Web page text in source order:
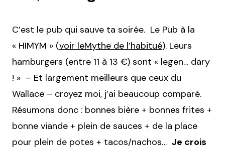
C’est le pub qui sauve ta soirée. Le Pub à la
« HIMYM » (voir leMythe de l’habitué). Leurs
hamburgers (entre 11 à 13 €) sont « legen… dary
! » – Et largement meilleurs que ceux du
Wallace – croyez moi, j’ai beaucoup comparé.
Résumons donc : bonnes bière + bonnes frites +
bonne viande + plein de sauces + de la place
pour plein de potes + tacos/nachos… Je crois